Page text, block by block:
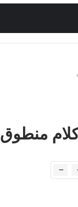
منطوق